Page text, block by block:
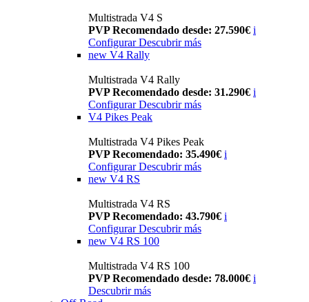
Multistrada V4 S
PVP Recomendado desde: 27.590€ i
Configurar Descubrir más
new V4 Rally
Multistrada V4 Rally
PVP Recomendado desde: 31.290€ i
Configurar Descubrir más
V4 Pikes Peak
Multistrada V4 Pikes Peak
PVP Recomendado: 35.490€ i
Configurar Descubrir más
new V4 RS
Multistrada V4 RS
PVP Recomendado: 43.790€ i
ConfigurarDescubrir más
new V4 RS 100
Multistrada V4 RS 100
PVP Recomendado desde: 78.000€ i
Descubrir más